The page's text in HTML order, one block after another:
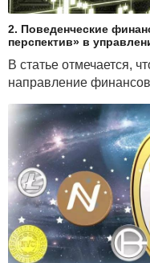
2. Поведенческие
перспектив» в
В статье отмечается,
направление